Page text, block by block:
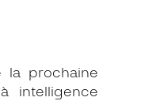
la prochaine
intelligence